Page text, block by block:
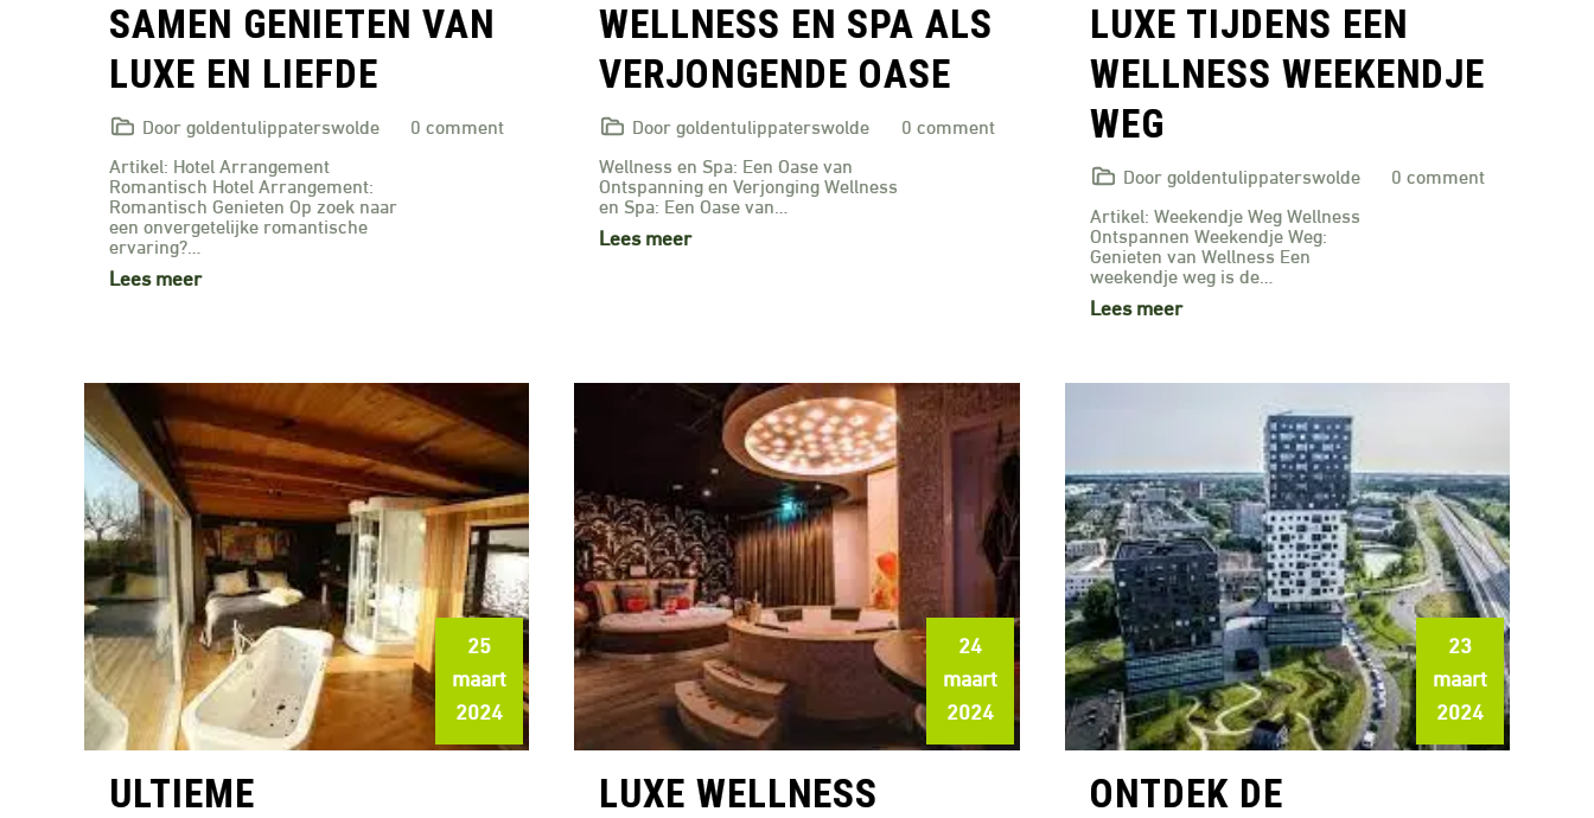
SAMEN GENIETEN VAN
LUXE EN LIEFDE
Door goldentulippaterswolde
0 comment
Artikel: Hotel Arrangement
Romantisch Hotel Arrangement:
Romantisch Genieten Op zoek naar
een onvergetelijke romantische
ervaring?…
Lees meer
WELLNESS EN SPA ALS
VERJONGENDE OASE
Door goldentulippaterswolde
0 comment
Wellness en Spa: Een Oase van
Ontspanning en Verjonging Wellness
en Spa: Een Oase van…
Lees meer
LUXE TIJDENS EEN
WELLNESS WEEKENDJE
WEG
Door goldentulippaterswolde
0 comment
Artikel: Weekendje Weg Wellness
Ontspannen Weekendje Weg:
Genieten van Wellness Een
weekendje weg is de…
Lees meer
25
maart
2024
ULTIEME
24
maart
2024
LUXE WELLNESS
23
maart
2024
ONTDEK DE